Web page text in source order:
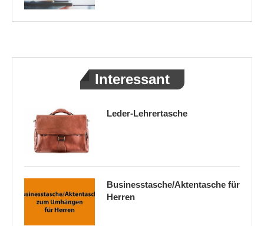
Interessant
Leder-Lehrertasche
Businesstasche/Aktentasche für
Herren